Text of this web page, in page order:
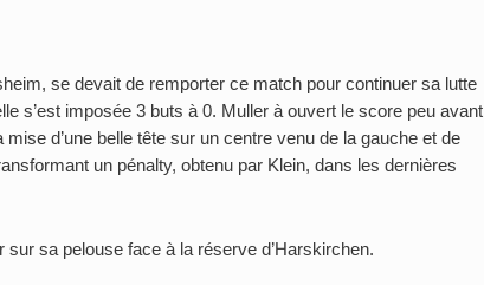
se devait de remporter ce match pour continuer sa lutte
s’est imposée 3 buts à 0. Muller à ouvert le score peu avant
d’une belle tête sur un centre venu de la gauche et de
un pénalty, obtenu par Klein, dans les dernières
sur sa pelouse face à la réserve d’Harskirchen.